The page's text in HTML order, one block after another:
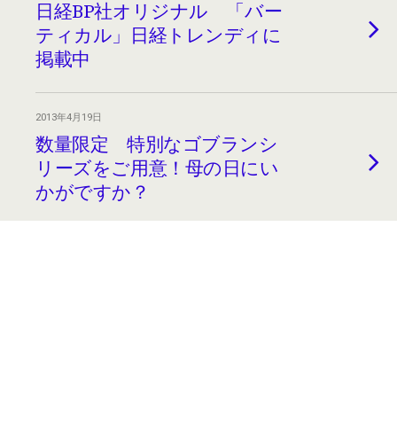
日経BP社オリジナル 「バー
ティカル」日経トレンディに
掲載中
2013年4月19日
数量限定 特別なゴブランシ
リーズをご用意！母の日にい
かがですか？